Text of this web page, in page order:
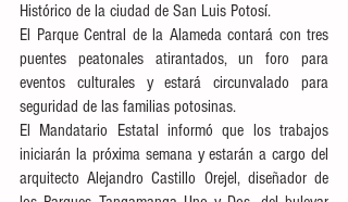
Histórico de la ciudad de San Luis Potosí.
El Parque Central de la Alameda contará con tres
puentes peatonales atirantados, un foro para
eventos culturales y estará circunvalado para
seguridad de las familias potosinas.
El Mandatario Estatal informó que los trabajos
iniciarán la próxima semana y estarán a cargo del
arquitecto Alejandro Castillo Orejel, diseñador de